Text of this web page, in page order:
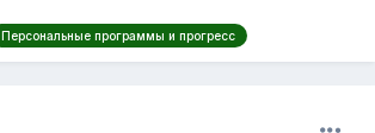
Персональные программы и прогресс